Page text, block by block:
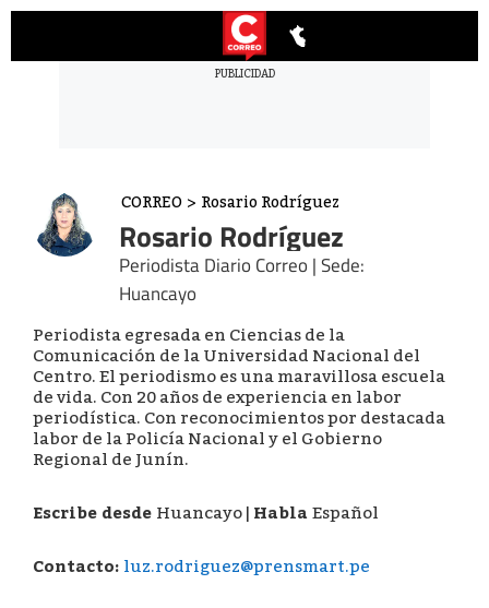
CORREO > Rosario Rodríguez
Rosario Rodríguez
Periodista Diario Correo | Sede:
Huancayo
Periodista egresada en Ciencias de la
Comunicación de la Universidad Nacional del
Centro. El periodismo es una maravillosa escuela
de vida. Con 20 años de experiencia en labor
periodística. Con reconocimientos por destacada
labor de la Policía Nacional y el Gobierno
Regional de Junín.
Escribe desde Huancayo | Habla Español
Contacto: luz.rodriguez@prensmart.pe